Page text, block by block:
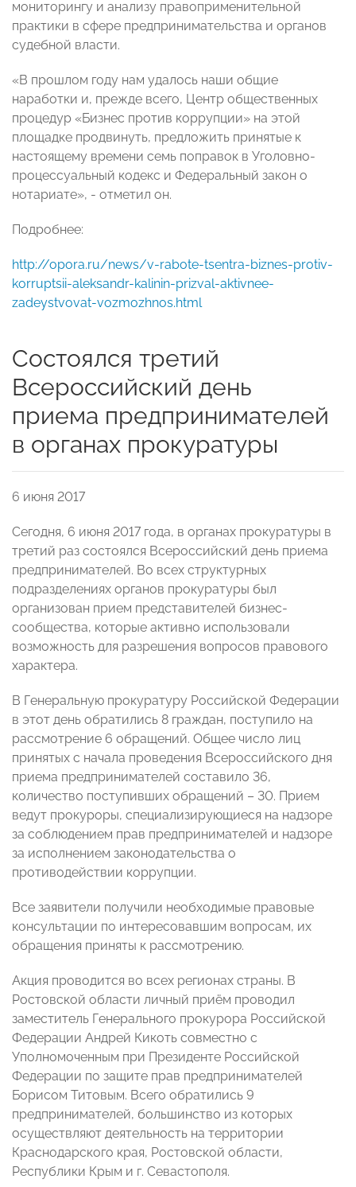
мониторингу и анализу правоприменительной
практики в сфере предпринимательства и органов
судебной власти.
«В прошлом году нам удалось наши общие
наработки и, прежде всего, Центр общественных
процедур «Бизнес против коррупции» на этой
площадке продвинуть, предложить принятые к
настоящему времени семь поправок в Уголовно-
процессуальный кодекс и Федеральный закон о
нотариате», - отметил он.
Подробнее:
http://opora.ru/news/v-rabote-tsentra-biznes-protiv-
korruptsii-aleksandr-kalinin-prizval-aktivnee-
zadeystvovat-vozmozhnos.html
Состоялся третий
Всероссийский день
приема предпринимателей
в органах прокуратуры
6 июня 2017
Сегодня, 6 июня 2017 года, в органах прокуратуры в
третий раз состоялся Всероссийский день приема
предпринимателей. Во всех структурных
подразделениях органов прокуратуры был
организован прием представителей бизнес-
сообщества, которые активно использовали
возможность для разрешения вопросов правового
характера.
В Генеральную прокуратуру Российской Федерации
в этот день обратились 8 граждан, поступило на
рассмотрение 6 обращений. Общее число лиц
принятых с начала проведения Всероссийского дня
приема предпринимателей составило 36,
количество поступивших обращений – 30. Прием
ведут прокуроры, специализирующиеся на надзоре
за соблюдением прав предпринимателей и надзоре
за исполнением законодательства о
противодействии коррупции.
Все заявители получили необходимые правовые
консультации по интересовавшим вопросам, их
обращения приняты к рассмотрению.
Акция проводится во всех регионах страны. В
Ростовской области личный приём проводил
заместитель Генерального прокурора Российской
Федерации Андрей Кикоть совместно с
Уполномоченным при Президенте Российской
Федерации по защите прав предпринимателей
Борисом Титовым. Всего обратились 9
предпринимателей, большинство из которых
осуществляют деятельность на территории
Краснодарского края, Ростовской области,
Республики Крым и г. Севастополя.